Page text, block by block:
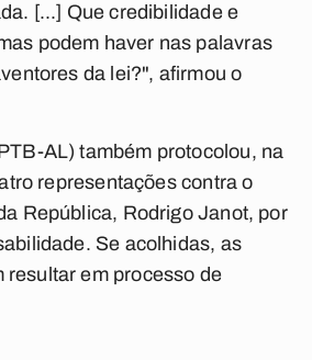
[...] Que credibilidade e
podem haver nas palavras
da lei?", afirmou o
AL) também protocolou, na
representações contra o
República, Rodrigo Janot, por
Se acolhidas, as
resultar em processo de